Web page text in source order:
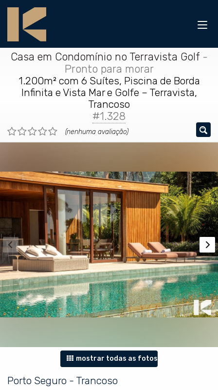
Casa em Condomínio no Terravista Golf-
Pronto para morar
1.200m² com 6 Suítes, Piscina de Borda
Infinita e Vista Mar e Golfe – Terravista,
Trancoso
#1.328
(nenhuma avaliação)
mostrar todas as fotos
Porto Seguro - Trancoso